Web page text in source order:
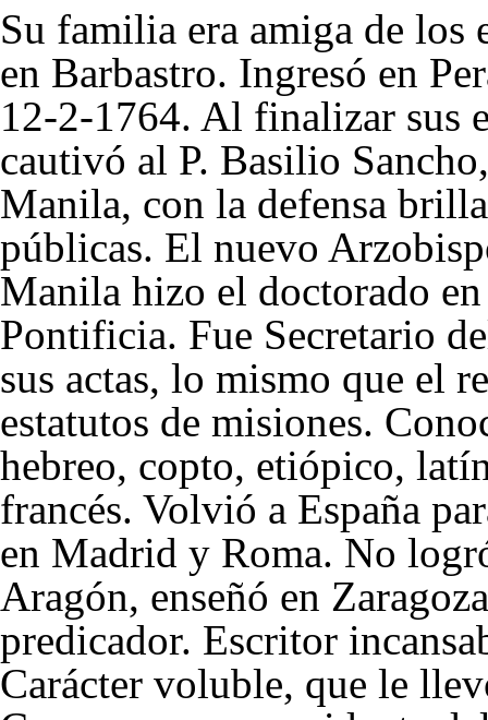
Su familia era amiga de los
en Barbastro. Ingresó en
12-2-1764. Al finalizar sus
cautivó al P. Basilio
Manila, con la defensa
públicas. El nuevo
Manila hizo el doctorado
Pontificia. Fue Secretario
sus actas, lo mismo que el
estatutos de misiones.
hebreo, copto, etiópico,
francés. Volvió a España
en Madrid y Roma. No
Aragón, enseñó en
predicador. Escritor
Carácter voluble, que le